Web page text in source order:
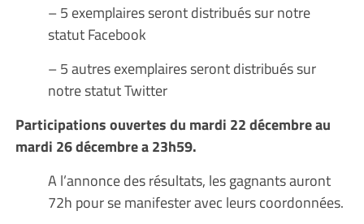
– 5 exemplaires seront distribués sur notre
statut Facebook
– 5 autres exemplaires seront distribués sur
notre statut Twitter
Participations ouvertes du mardi 22 décembre au
mardi 26 décembre a 23h59.
A l’annonce des résultats, les gagnants auront
72h pour se manifester avec leurs coordonnées.